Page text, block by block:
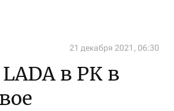
21 декабря 2021, 06:30
в РК в